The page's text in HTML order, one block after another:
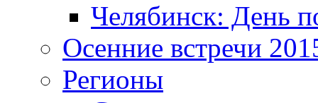
Челябинск: День
Осенние встречи
Регионы